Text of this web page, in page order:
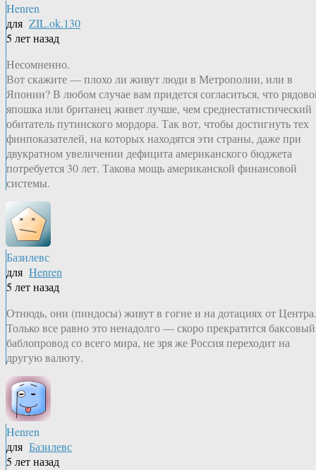
Henren
для ZIL.ok.130
5 лет назад
Несомненно.
Вот скажите — плохо ли живут люди в Метрополии, или в
Японии? В любом случае вам придется согласиться, что
япошка или британец живет лучше, чем среднестатистический
обитатель путинского мордора. Так вот, чтобы достигнуть тех
финпоказателей, на которых находятся эти страны, даже при
двукратном увеличении дефицита американского бюджета
потребуется 30 лет. Такова мощь американской финансовой
системы.
Базилевс
для Henren
5 лет назад
Отнюдь, они (пиндосы) живут в гогне и на дотациях от Центра.
Только все равно это ненадолго — скоро прекратится баксовый
баблопровод со всего мира, не зря же Россия переходит на
другую валюту.
Henren
для Базилевс
5 лет назад